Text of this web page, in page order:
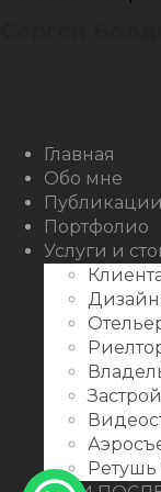
Behance
Главная
Обо мне
Публикации
Портфолио
Услуги и
Ретушь